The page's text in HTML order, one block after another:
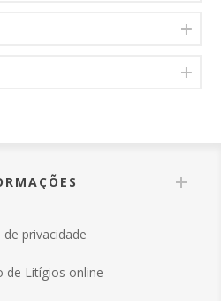
de privacidade
de Litígios online